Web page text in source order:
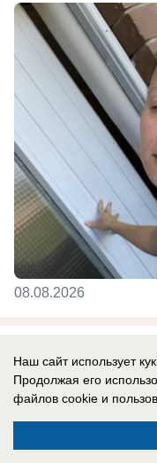
08.08.2026
«Это
маскируют
пакеты от сока
Такие бомбы
Наш сайт использует
Продолжая его
файлов cookie и